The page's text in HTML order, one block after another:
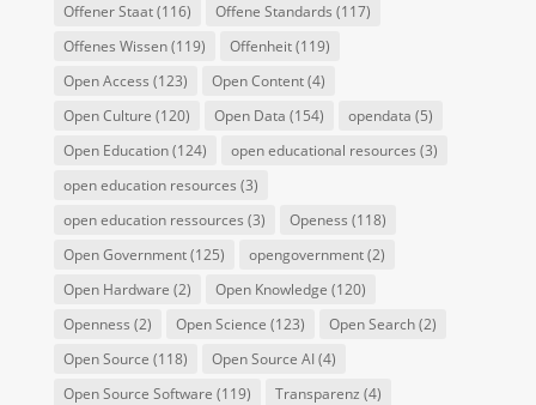
Offener Staat(116) Offene Standards (117)
Offenes Wissen(119) Offenheit(119)
Open Access (123) Open Content(4)
Open Culture (120) Open Data (154) opendata (5)
Open Education(124) open educational resources (3)
open education resources (3)
open education ressources (3) Openess (118)
Open Government(125) opengovernment(2)
Open Hardware (2) Open Knowledge (120)
Openness (2) Open Science (123) Open Search(2)
Open Source (118) Open Source AI (4)
Open Source Software (119) Transparenz (4)